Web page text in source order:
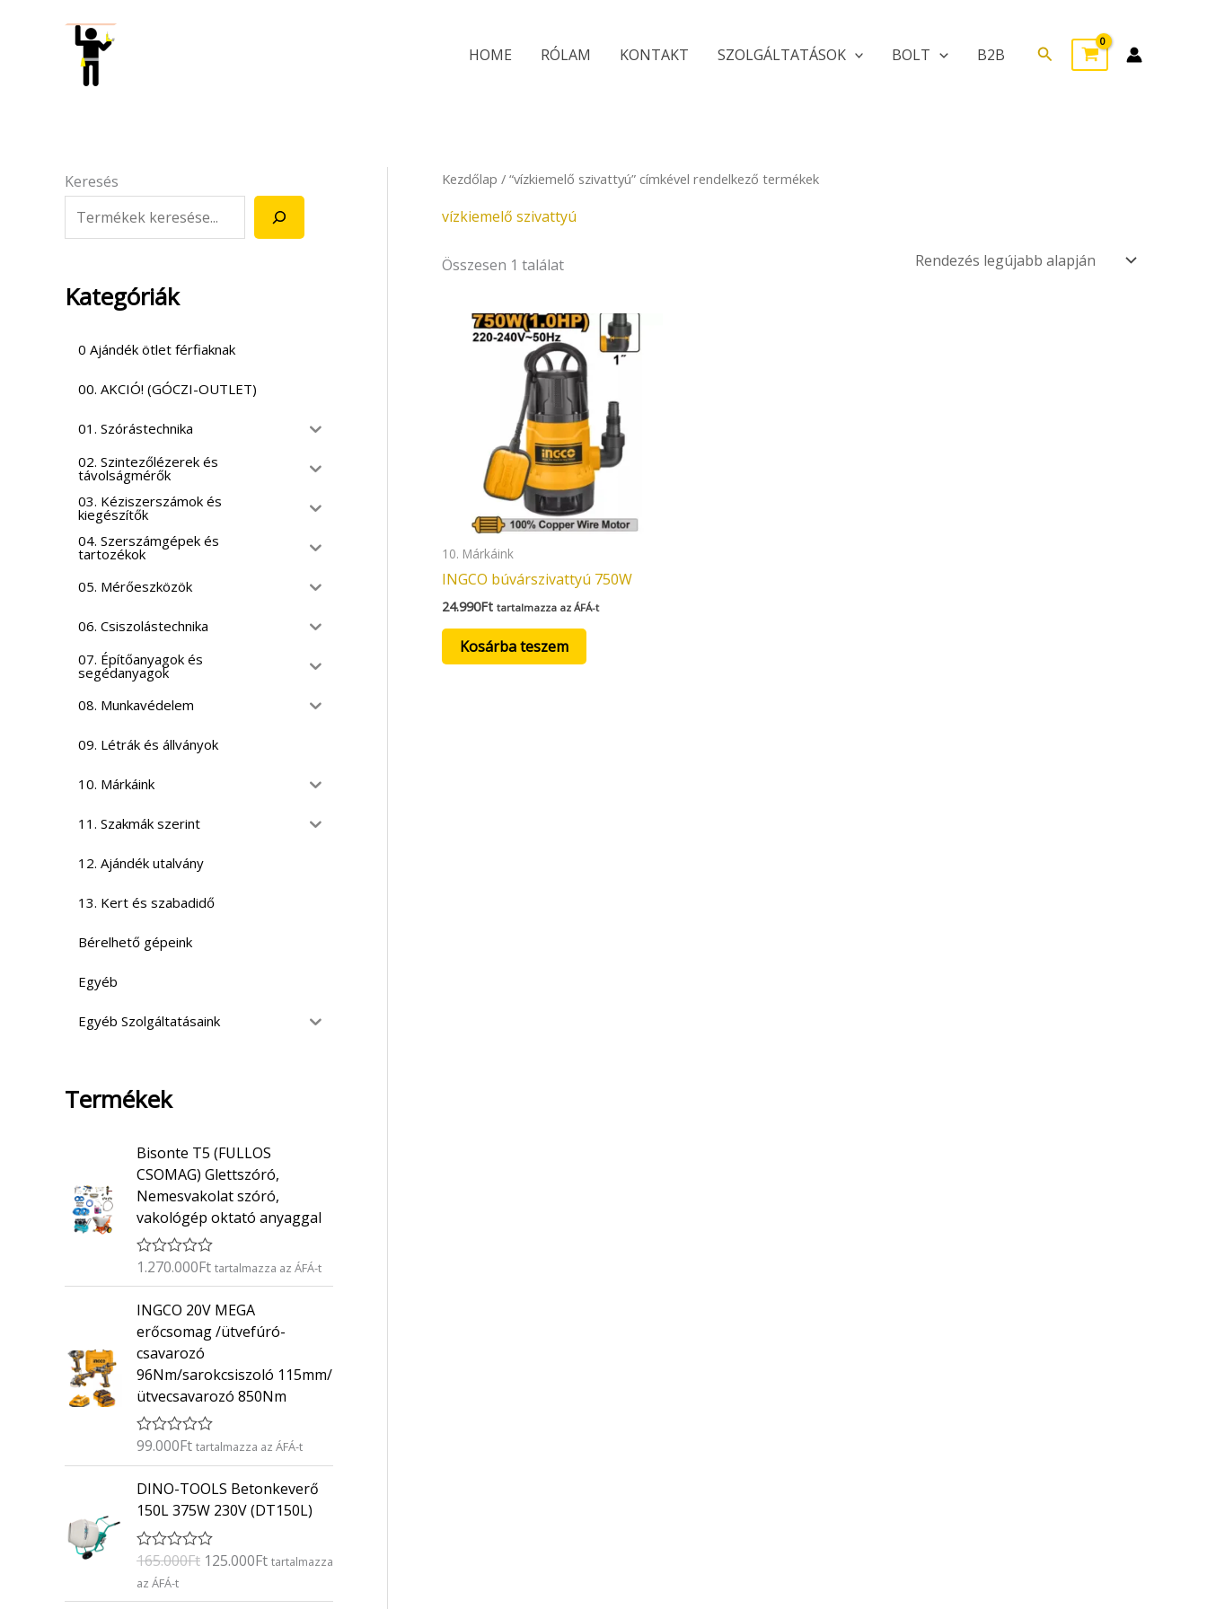
HOME RÓLAM KONTAKT SZOLGÁLTATÁSOK BOLT B2B Search
Keresés
Kategóriák
0 Ajándék ötlet férfiaknak
00. AKCIÓ! (GÓCZI-OUTLET)
01. Szórástechnika
02. Szintezőlézerek és
távolságmérők
03. Kéziszerszámok és
kiegészítők
04. Szerszámgépek és
tartozékok
05. Mérőeszközök
06. Csiszolástechnika
07. Építőanyagok és
segédanyagok
08. Munkavédelem
09. Létrák és állványok
10. Márkáink
11. Szakmák szerint
12. Ajándék utalvány
13. Kert és szabadidő
Bérelhető gépeink
Egyéb
Egyéb Szolgáltatásaink
Termékek
Bisonte T5 (FULLOS
CSOMAG) Glettszóró,
Nemesvakolat szóró,
vakológép oktató anyaggal
É
é
e
l
é
s
:
/
5
1.270.000Ft tartalmazza az ÁFÁ-t
INGCO 20V MEGA
erőcsomag /ütvefúró-
csavarozó
96Nm/sarokcsiszoló 115mm/
ütvecsavarozó 850Nm
É
é
k
e
é
s
0
/
99.000Ft tartalmazza az ÁFÁ-t
DINO-TOOLS Betonkeverő
150L 375W 230V (DT150L)
É
t
é
165.000Ft
O
r
g
125.000Ft
C
u
etartalmazza
az ÁFÁ-t
Kezdőlap / “vízkiemelő szivattyú” címkével rendelkező termékek
vízkiemelő szivattyú
Összesen 1 találat
10. Márkáink
INGCO búvárszivattyú 750W
24.990Ft tartalmazza az ÁFÁ-t
Kosárba teszem